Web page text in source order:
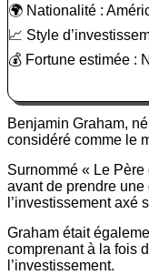
🌍 Nationalité :
📈 Style
💰 Fortune estimée :
Benjamin Graham,
considéré comme le
Surnommé « Le Père
avant de prendre
l’investissement axé
Graham était
comprenant à la fois
l’investissement.